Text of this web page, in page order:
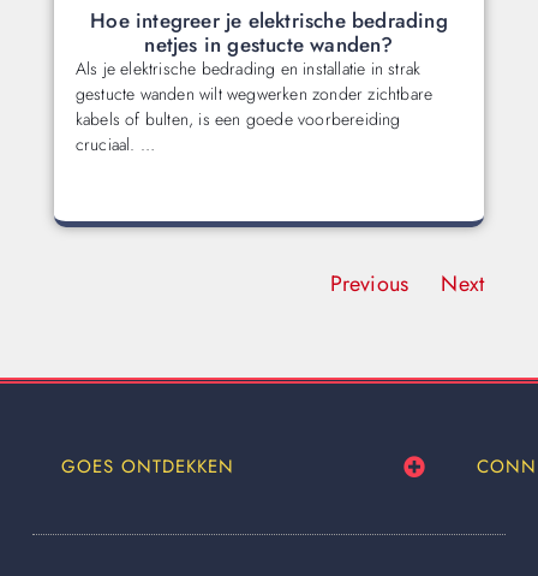
Hoe integreer je elektrische bedrading
netjes in gestucte wanden?
Als je elektrische bedrading en installatie in strak
gestucte wanden wilt wegwerken zonder zichtbare
kabels of bulten, is een goede voorbereiding
cruciaal. …
Previous Next
GOES ONTDEKKEN